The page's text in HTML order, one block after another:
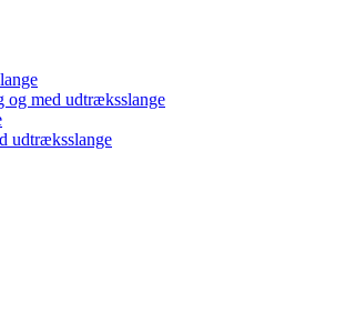
og med udtræksslange
udtræksslange